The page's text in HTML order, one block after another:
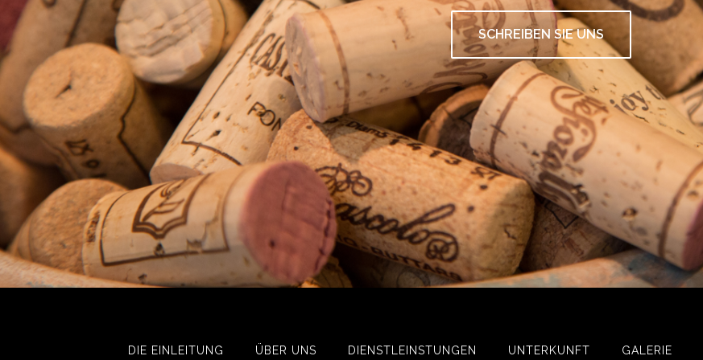
SCHREIBEN SIE UNS
DIE EINLEITUNG ÜBER UNS DIENSTLEINSTUNGEN UNTERKUNFT GALERIE